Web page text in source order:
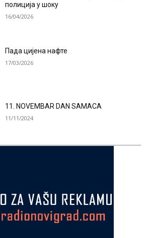
полиција у шоку
16/04/2026
Пада цијена нафте
17/03/2026
11. NOVEMBAR DAN SAMACA
11/11/2024